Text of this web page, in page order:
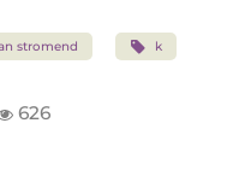
stromend k
626